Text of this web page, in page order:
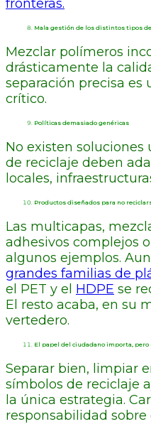
fronteras.
Mala gestión de los distintos tipos
Mezclar polímeros
drásticamente la
separación precisa es
crítico.
Políticas demasiado genéricas
No existen soluciones
de reciclaje deben
locales,
Productos diseñados para no
Las multicapas,
adhesivos complejos
algunos ejemplos.
grandes familias de
el PET y el HDPE se
El resto acaba, en su
vertedero.
El papel del ciudadano importa, pero
Separar bien, limpiar
símbolos de reciclaje
la única estrategia.
responsabilidad